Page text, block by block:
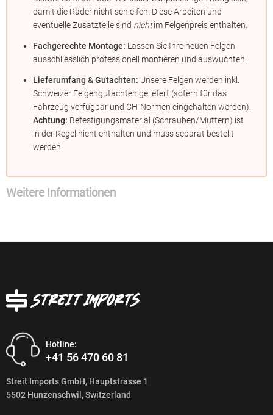
damit die Räder nicht schleifen. Diese Arbeiten und
eventuelle Zusatzteile sind nichtim Felgenpreis enthalten.
Fachgerechte Montage: Lassen Sie Ihre neuen Felgen
ausschliesslich professionell montieren und auswuchten.
Lieferumfang & Gutachten: Unsere Felgen werden inkl.
Schweizer Felgengutachten geliefert (sofern für das
Fahrzeug verfügbar und CH-Normen eingehalten werden).
Achtung: Befestigungsmaterial (Schrauben/Muttern) ist
in der Regel nicht enthalten und muss separat bestellt
werden.
Weitere Informationen
Hotline:
+41 56 470 60 81
Streit Imports GmbH, Hauptstrasse 1
5502 Hunzenschwil, Switzerland